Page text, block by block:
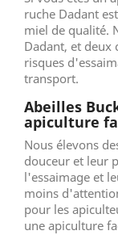
ruche Dadant
miel de qualité.
Dadant, et deux
risques
transport.
Abeilles
apiculture
Nous élevons
douceur et leur
l'essaimage et
moins
pour les
une apiculture